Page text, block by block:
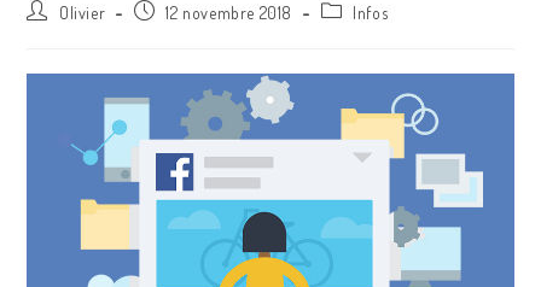
Olivier 12 novembre 2018 Infos